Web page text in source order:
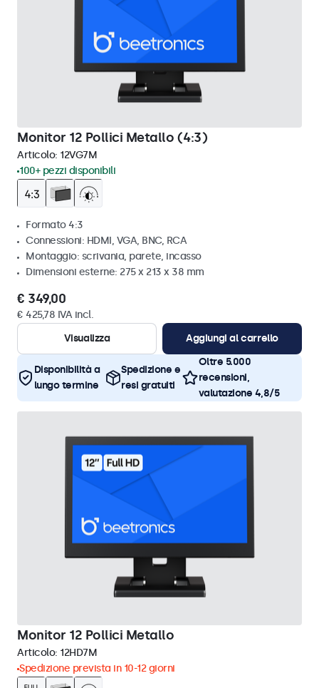
Monitor 12 Pollici Metallo (4:3)
Articolo: 12VG7M
100+ pezzi disponibili
Formato 4:3
Connessioni: HDMI, VGA, BNC, RCA
Montaggio: scrivania, parete, incasso
Dimensioni esterne: 275 x 213 x 38 mm
€ 349,00
€ 425,78 IVA incl.
Visualizza
Aggiungi al carrello
Disponibilità a
lungo termine
Spedizione e
resi gratuiti
Oltre 5.000
recensioni,
valutazione 4,8/5
Monitor 12 Pollici Metallo
Articolo: 12HD7M
Spedizione prevista in 10-12 giorni